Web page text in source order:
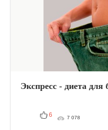
Экспресс - диета для
6 7 078